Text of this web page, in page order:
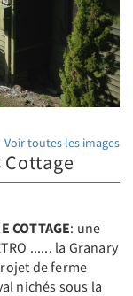
Voir toutes les images
Cottage
COTTAGE: une
...... la Granary
de ferme
nichés sous la